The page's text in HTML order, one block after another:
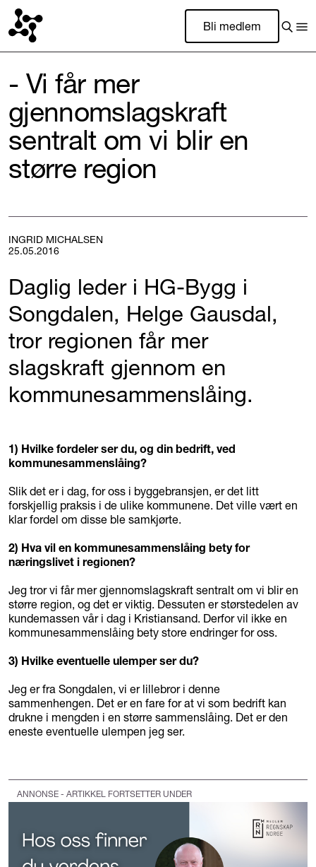
Bli medlem
- Vi får mer
gjennomslagskraft
sentralt om vi blir en
større region
INGRID MICHALSEN
25.05.2016
Daglig leder i HG-Bygg i
Songdalen, Helge Gausdal,
tror regionen får mer
slagskraft gjennom en
kommunesammenslåing.
1) Hvilke fordeler ser du, og din bedrift, ved
kommunesammenslåing?
Slik det er i dag, for oss i byggebransjen, er det litt
forskjellig praksis i de ulike kommunene. Det ville vært en
klar fordel om disse ble samkjørte.
2) Hva vil en kommunesammenslåing bety for
næringslivet i regionen?
Jeg tror vi får mer gjennomslagskraft sentralt om vi blir en
større region, og det er viktig. Dessuten er størstedelen av
kundemassen vår i dag i Kristiansand. Derfor vil ikke en
kommunesammenslåing bety store endringer for oss.
3) Hvilke eventuelle ulemper ser du?
Jeg er fra Songdalen, vi er lillebror i denne
sammenhengen. Det er en fare for at vi som bedrift kan
drukne i mengden i en større sammenslåing. Det er den
eneste eventuelle ulempen jeg ser.
ANNONSE - ARTIKKEL FORTSETTER UNDER